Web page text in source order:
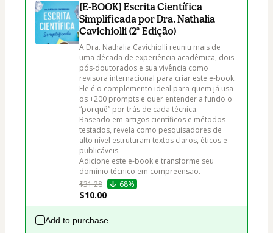
[E-BOOK] Escrita Científica
Simplificada por Dra. Nathalia
Cavichiolli (2ª Edição)
A Dra. Nathalia Cavichiolli reuniu mais de
uma década de experiência acadêmica, dois
pós-doutorados e sua vivência como
revisora internacional para criar este e-book.
Ele é o complemento ideal para quem já usa
os +200 prompts e quer entender a fundo o
“porquê” por trás de cada técnica.
Baseado em artigos científicos e métodos
testados, revela como pesquisadores de
alto nível estruturam textos claros, éticos e
publicáveis.
Adicione este e-book e transforme seu
domínio técnico em compreensão.
$31.28
68%
$10.00
Add to purchase